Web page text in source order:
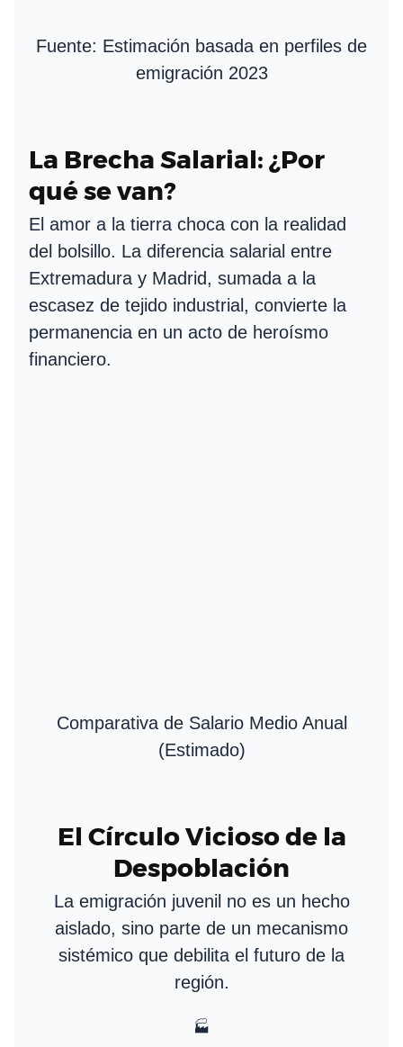
Fuente: Estimación basada en perfiles de
emigración 2023
La Brecha Salarial: ¿Por
qué se van?
El amor a la tierra choca con la realidad
del bolsillo. La diferencia salarial entre
Extremadura y Madrid, sumada a la
escasez de tejido industrial, convierte la
permanencia en un acto de heroísmo
financiero.
Comparativa de Salario Medio Anual
(Estimado)
El Círculo Vicioso de la
Despoblación
La emigración juvenil no es un hecho
aislado, sino parte de un mecanismo
sistémico que debilita el futuro de la
región.
🏭